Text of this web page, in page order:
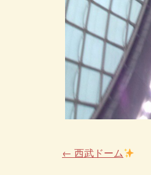
← 西武ドーム